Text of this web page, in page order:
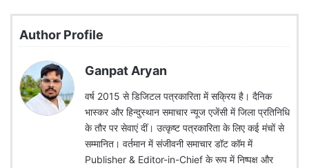
Author Profile
Ganpat Aryan
वर्ष 2015 से डिजिटल पत्रकारिता में सक्रिय है। दैनिक
भास्कर और हिन्दुस्थान समाचार न्यूज एजेंसी में जिला प्रतिनिधि
के तौर पर सेवाएं दीं। उत्कृष्ट पत्रकारिता के लिए कई मंचों से
सम्मानित। वर्तमान में संजीवनी समाचार डॉट कॉम में
Publisher & Editor-in-Chief के रूप में निष्पक्ष और